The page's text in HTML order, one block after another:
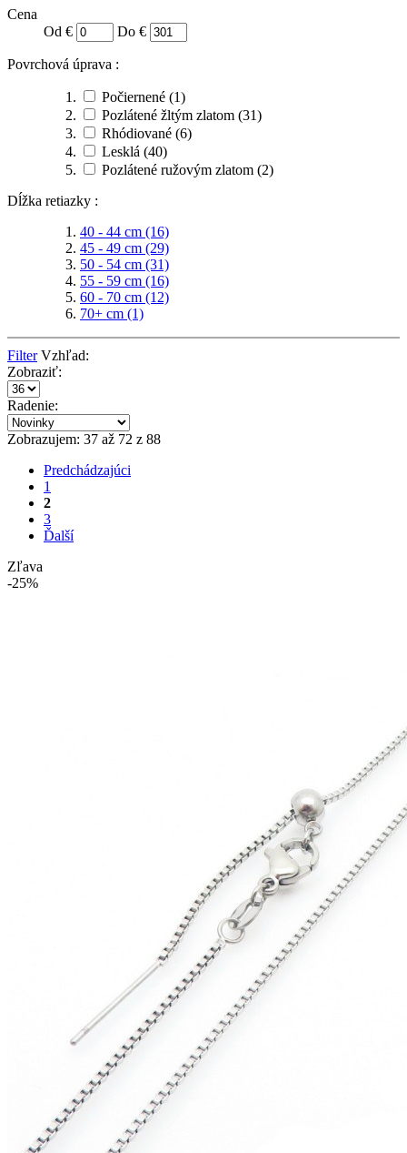
Cena
Od €
Do €
Povrchová úprava :
Počiernené (1)
Pozlátené žltým zlatom (31)
Rhódiované (6)
Lesklá (40)
Pozlátené ružovým zlatom (2)
Dĺžka retiazky :
40 - 44 cm (16)
45 - 49 cm (29)
50 - 54 cm (31)
55 - 59 cm (16)
60 - 70 cm (12)
70+ cm (1)
Filter Vzhľad:
Zobraziť:
Radenie:
Zobrazujem: 37 až 72 z 88
Predchádzajúci
1
2
3
Ďalší
Zľava
-25%